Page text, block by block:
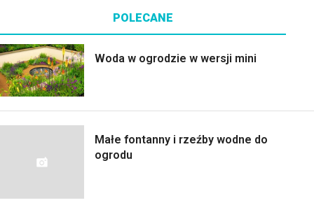
POLECANE
Woda w ogrodzie w wersji mini
Małe fontanny i rzeźby wodne do
ogrodu